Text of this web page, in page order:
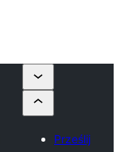
Prześlij